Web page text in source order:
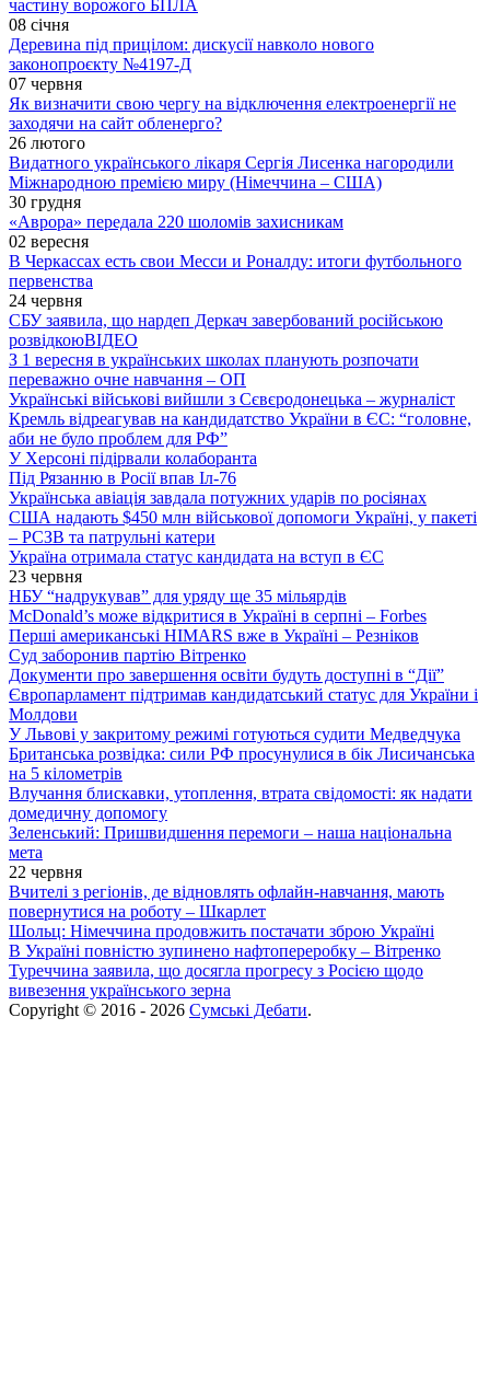
частину ворожого БПЛА
08 січня
Деревина під прицілом: дискусії навколо нового
законопроєкту №4197-Д
07 червня
Як визначити свою чергу на відключення електроенергії не
заходячи на сайт обленерго?
26 лютого
Видатного українського лікаря Сергія Лисенка нагородили
Міжнародною премією миру (Німеччина – США)
30 грудня
«Аврора» передала 220 шоломів захисникам
02 вересня
В Черкассах есть свои Месси и Роналду: итоги футбольного
первенства
24 червня
СБУ заявила, що нардеп Деркач завербований російською
розвідкоюВІДЕО
З 1 вересня в українських школах планують розпочати
переважно очне навчання – ОП
Українські військові вийшли з Сєвєродонецька – журналіст
Кремль відреагував на кандидатство України в ЄС: “головне,
аби не було проблем для РФ”
У Херсоні підірвали колаборанта
Під Рязанню в Росії впав Іл-76
Українська авіація завдала потужних ударів по росіянах
США надають $450 млн військової допомоги Україні, у пакеті
– РСЗВ та патрульні катери
Україна отримала статус кандидата на вступ в ЄС
23 червня
НБУ “надрукував” для уряду ще 35 мільярдів
McDonald’s може відкритися в Україні в серпні – Forbes
Перші американські HIMARS вже в Україні – Резніков
Суд заборонив партію Вітренко
Документи про завершення освіти будуть доступні в “Дії”
Європарламент підтримав кандидатський статус для України і
Молдови
У Львові у закритому режимі готуються судити Медведчука
Британська розвідка: сили РФ просунулися в бік Лисичанська
на 5 кілометрів
Влучання блискавки, утоплення, втрата свідомості: як надати
домедичну допомогу
Зеленський: Пришвидшення перемоги – наша національна
мета
22 червня
Вчителі з регіонів, де відновлять офлайн-навчання, мають
повернутися на роботу – Шкарлет
Шольц: Німеччина продовжить постачати зброю Україні
В Україні повністю зупинено нафтопереробку – Вітренко
Туреччина заявила, що досягла прогресу з Росією щодо
вивезення українського зерна
Copyright © 2016 - 2026 Сумські Дебати.